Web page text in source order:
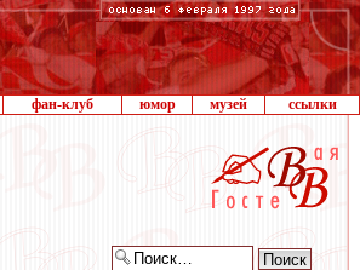
фан-клуб юмор музей ссылки